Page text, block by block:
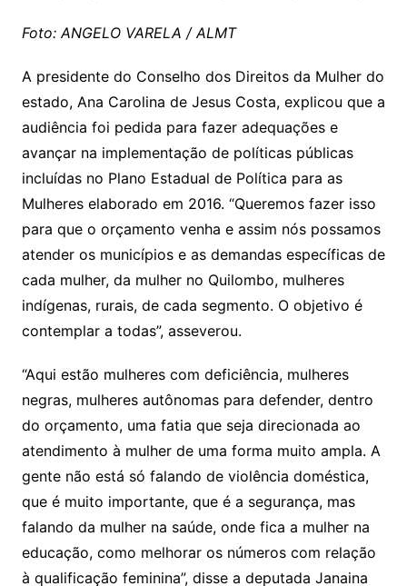
Foto: ANGELO VARELA / ALMT
A presidente do Conselho dos Direitos da Mulher do
estado, Ana Carolina de Jesus Costa, explicou que a
audiência foi pedida para fazer adequações e
avançar na implementação de políticas públicas
incluídas no Plano Estadual de Política para as
Mulheres elaborado em 2016. “Queremos fazer isso
para que o orçamento venha e assim nós possamos
atender os municípios e as demandas específicas de
cada mulher, da mulher no Quilombo, mulheres
indígenas, rurais, de cada segmento. O objetivo é
contemplar a todas”, asseverou.
“Aqui estão mulheres com deficiência, mulheres
negras, mulheres autônomas para defender, dentro
do orçamento, uma fatia que seja direcionada ao
atendimento à mulher de uma forma muito ampla. A
gente não está só falando de violência doméstica,
que é muito importante, que é a segurança, mas
falando da mulher na saúde, onde fica a mulher na
educação, como melhorar os números com relação
à qualificação feminina”, disse a deputada Janaina